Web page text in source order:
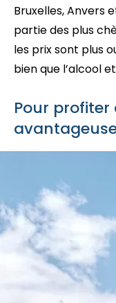
Bruxelles, Anvers
partie des plus
les prix sont plus
bien que l’alcool
Pour profiter